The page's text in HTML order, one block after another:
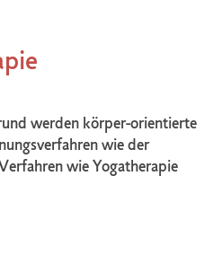
werden körper-orientierte
wie der
wie Yogatherapie